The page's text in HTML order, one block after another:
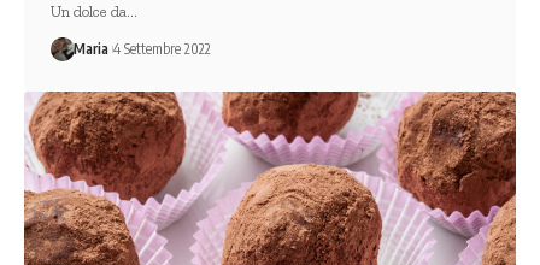
Un dolce da…
Maria 4 Settembre 2022